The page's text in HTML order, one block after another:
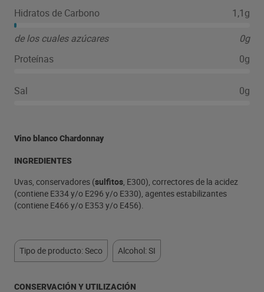
Hidratos de Carbono
1,1g
de los cuales azúcares
0g
Proteínas
0g
Sal 0g
Vino blanco Chardonnay
INGREDIENTES
Uvas, conservadores (sulfitos, E300), correctores de la acidez
(contiene E334 y/o E296 y/o E330), agentes estabilizantes
(contiene E466 y/o E353 y/o E456).
Tipo de producto: Seco Alcohol: SI
CONSERVACIÓN Y UTILIZACIÓN